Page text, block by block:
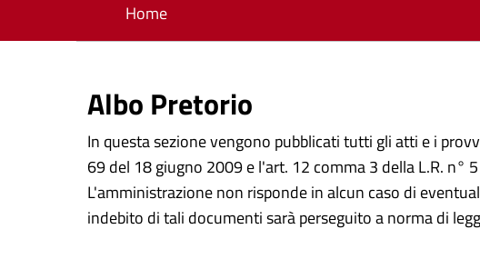
Home
Albo Pretorio
In questa sezione vengono pubblicati tutti gli atti e i
69 del 18 giugno 2009 e l'art. 12 comma 3 della L.R. n°
L'amministrazione non risponde in alcun caso di
indebito di tali documenti sarà perseguito a norma di